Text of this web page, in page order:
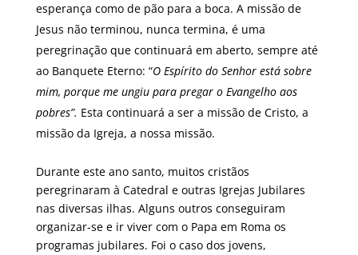
esperança como de pão para a boca. A missão de
Jesus não terminou, nunca termina, é uma
peregrinação que continuará em aberto, sempre até
ao Banquete Eterno: “O Espírito do Senhor está sobre
mim, porque me ungiu para pregar o Evangelho aos
pobres”. Esta continuará a ser a missão de Cristo, a
missão da Igreja, a nossa missão.
Durante este ano santo, muitos cristãos
peregrinaram à Catedral e outras Igrejas Jubilares
nas diversas ilhas. Alguns outros conseguiram
organizar-se e ir viver com o Papa em Roma os
programas jubilares. Foi o caso dos jovens,